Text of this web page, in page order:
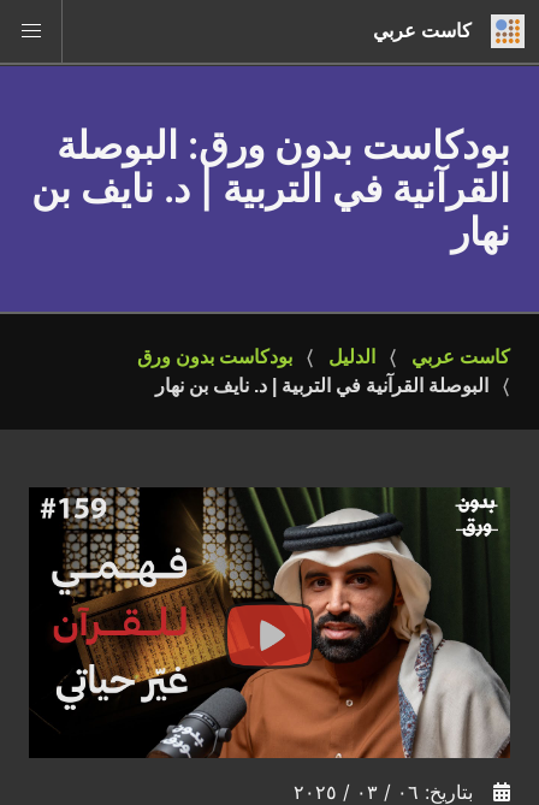
كاست عربي
بودكاست بدون ورق: البوصلة
القرآنية في التربية | د. نايف بن
نهار
كاست عربي الدليل
بودكاست بدون ورق
البوصلة القرآنية في التربية | د. نايف بن نهار
بتاريخ: ٠٦ / ٠٣ / ٢٠٢٥